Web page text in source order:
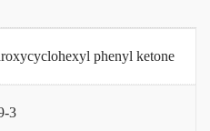
phenyl ketone
3